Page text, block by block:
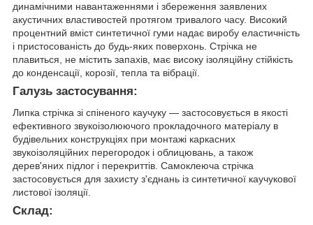
динамічними навантаженнями і збереження заявлених
акустичних властивостей протягом тривалого часу. Високий
процентний вміст синтетичної гуми надає виробу еластичність
і пристосованість до будь-яких поверхонь. Стрічка не
плавиться, не містить запахів, має високу ізоляційну стійкість
до конденсації, корозії, тепла та вібрації.
Галузь застосування:
Липка стрічка зі спіненого каучуку ― застосовується в якості
ефективного звукоізолюючого прокладочного матеріалу в
будівельних конструкціях при монтажі каркасних
звукоізоляційних перегородок і облицювань, а також
дерев'яних підлог і перекриттів. Самоклеюча стрічка
застосовується для захисту з'єднань із синтетичної каучукової
листової ізоляції.
Склад: